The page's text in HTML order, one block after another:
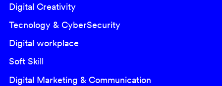
Digital Creativity
Tecnology & CyberSecurity
Digital workplace
Soft Skill
Digital Marketing & Communication